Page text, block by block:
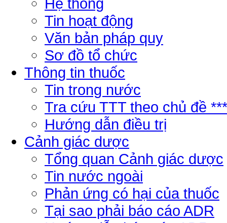
Tin hoạt động
Văn bản pháp quy
Sơ đồ tổ chức
Thông tin thuốc
Tin trong nước
Tra cứu TTT theo chủ đề ***
Hướng dẫn điều trị
Cảnh giác dược
Tổng quan Cảnh giác dược
Tin nước ngoài
Phản ứng có hại của thuốc
Tại sao phải báo cáo ADR